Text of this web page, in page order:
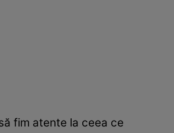
fim atente la ceea ce